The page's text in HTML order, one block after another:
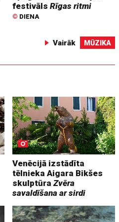
festivālsRīgas ritmi
© DIENA
Vairāk MŪZIKA
Venēcijā izstādīta
tēlnieka Aigara Bikšes
skulptūraZvēra
savaldīšana ar sirdi